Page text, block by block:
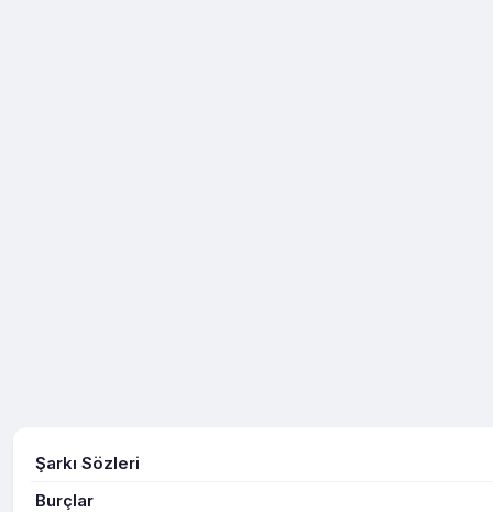
Şarkı Sözleri
Burçlar